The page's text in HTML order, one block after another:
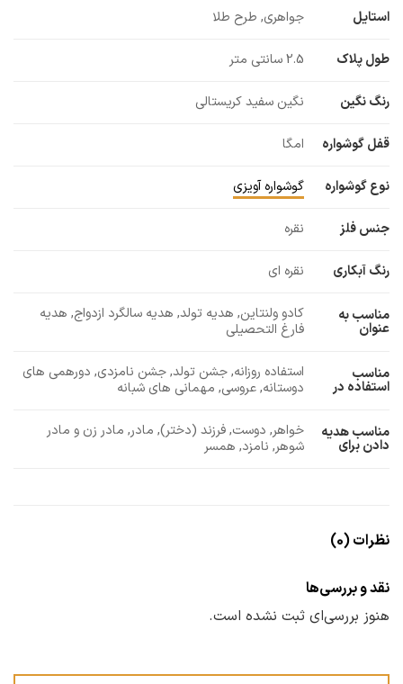
استایل جواهری, طرح طلا
طول پلاک 2.5 سانتی متر
رنگ نگین نگین سفید کریستالی
قفل گوشواره امگا
نوع گوشواره گوشواره آویزی
جنس فلز نقره
رنگ آبکاری نقره ای
مناسب به
عنوان
کادو ولنتاین, هدیه تولد, هدیه سالگرد ازدواج, هدیه
فارغ التحصیلی
مناسب
استفاده در
استفاده روزانه, جشن تولد, جشن نامزدی, دورهمی های
دوستانه, عروسی, مهمانی های شبانه
مناسب هدیه
دادن برای
خواهر, دوست, فرزند (دختر), مادر, مادر زن و مادر
شوهر, نامزد, همسر
نظرات (0)
نقد و بررسی‌ها
هنوز بررسی‌ای ثبت نشده است.